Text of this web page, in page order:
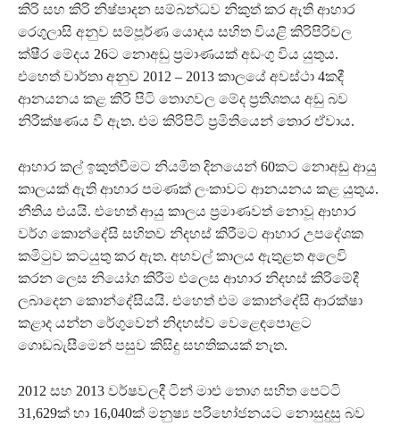
කිරි සහ කිරි නිෂ්පාදන සම්බන්ධව නිකුත් කර ඇති ආහාර
රෙගුලාසි අනුව සම්පූර්ණ යොදය සහිත වියළි කිරිපිරිවල
ක්ෂීර මේදය 26‍ට නොඅඩු ප‍්‍රමාණයක් අඩංගු විය යුතුය.
එහෙත් වාර්තා අනුව 2012 – 2013 කාලයේ අවස්ථා 4කදී
ආනයනය කළ කිරි පිටි තොගවල මේද ප‍්‍රතිශතය අඩු බව
නිරීක්ෂණය වී ඇත. එම කිරිපිටි ප‍්‍රමිතියෙන් තොර ඒවාය.
ආහාර කල් ඉකුත්වීමට නියමිත දිනයෙන් 60‍කට නොඅඩු ආයු
කාලයක් ඇති ආහාර පමණක් ලංකාවට ආනයනය කළ යුතුය.
නීතිය එයයි. එහෙත් ආයු කාලය ප‍්‍රමාණවත් නොවූ ආහාර
වර්ග කොන්දේසි සහිතව නිදහස් කිරීමට ආහාර උපදේශක
කමිටුව කටයුතු කර ඇත. අහවල් කාලය ඇතුළත අලෙවි
කරන ලෙස නියෝග කිරීම එලෙස ආහාර නිදහස් කිරිමේදී
ලබාදෙන කොන්දේසියයි. එහෙත් එම කොන්දේසි ආරක්ෂා
කළාද යන්න රේගුවෙන් නිදහස්ව වෙළෙඳපොළට
ගොඩබැසීමෙන් පසුව කිසිදු සහතිකයක් නැත.
2012 සහ 2013 වර්ෂවලදී ටින් මාළු තොග සහිත පෙට්ටි
31,629ක් හා 16,040ක් මනුෂ්‍ය පරිභෝජනයට නොසුදුසු බව